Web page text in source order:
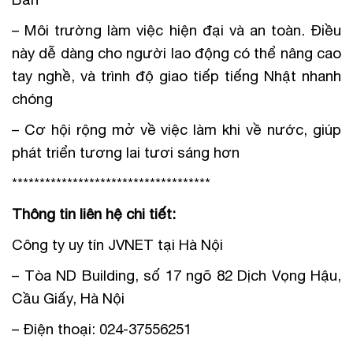
– Môi trường làm việc hiện đại và an toàn. Điều
này dễ dàng cho người lao động có thể nâng cao
tay nghề, và trình độ giao tiếp tiếng Nhật nhanh
chóng
– Cơ hội rộng mở về việc làm khi về nước, giúp
phát triển tương lai tươi sáng hơn
************************************
Thông tin liên hệ chi tiết:
Công ty uy tín JVNET tại Hà Nội
– Tòa ND Building, số 17 ngõ 82 Dịch Vọng Hậu,
Cầu Giấy, Hà Nội
– Điện thoại: 024-37556251